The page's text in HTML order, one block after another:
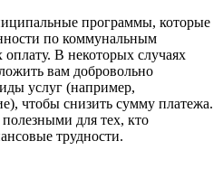
программы, которые
по коммунальным
В некоторых случаях
вам добровольно
услуг (например,
чтобы снизить сумму платежа.
для тех, кто
трудности.